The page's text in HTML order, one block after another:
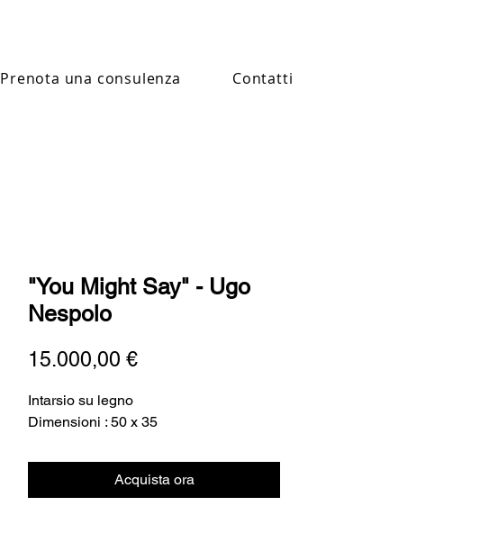
Prenota una consulenza Contatti
"You Might Say" - Ugo
Nespolo
15.000,00 €Prezzo
Intarsio su legno
Dimensioni : 50 x 35
Acquista ora